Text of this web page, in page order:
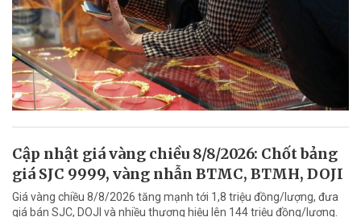
Cập nhật giá vàng chiều 8/8/2026: Chốt bảng
giá SJC 9999, vàng nhẫn BTMC, BTMH, DOJI
Giá vàng chiều 8/8/2026 tăng mạnh tới 1,8 triệu đồng/lượng, đưa
giá bán SJC, DOJI và nhiều thương hiệu lên 144 triệu đồng/lượng.